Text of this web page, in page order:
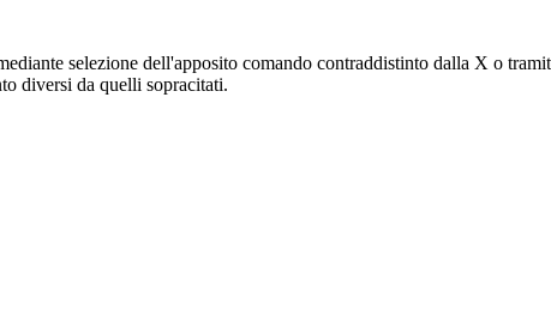
selezione dell'apposito comando contraddistinto dalla X o
diversi da quelli sopracitati.